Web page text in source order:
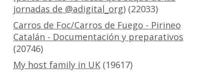
jornadas de @adigital_org)(22033)
Carros de Foc/Carros de Fuego - Pirineo
Catalán - Documentación y preparativos
(20746)
My host family in UK(19617)